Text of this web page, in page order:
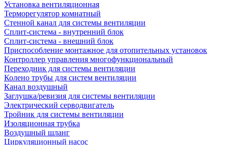
Установка вентиляционная
Терморегулятор комнатный
Стенной канал для системы вентиляции
Сплит-система - внутренний блок
Сплит-система - внешний блок
Приспособление монтажное для отопительных установок
Контроллер управления многофункциональный
Переходник для системы вентиляции
Колено трубы для систем вентиляции
Канал воздушный
Заглушка/ревизия для системы вентиляции
Электрический серводвигатель
Тройник для системы вентиляции
Изоляционная трубка
Воздушный шланг
Циркуляционный насос